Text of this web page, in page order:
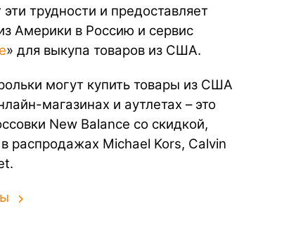
трудности и предоставляет
Америки в Россию и сервис
» для выкупа товаров из США.
могут купить товары из США
магазинах и аутлетах – это
New Balance со скидкой,
распродажах Michael Kors, Calvin